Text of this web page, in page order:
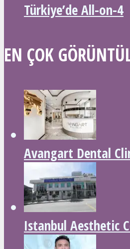
Türkiye’de All-on-4
EN ÇOK
Avangart Dental
Istanbul Aesthetic